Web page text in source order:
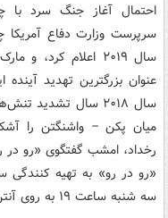
احتمال آغاز جنگ سرد با
سرپرست وزارت دفاع آمریکا
سال ۲۰۱۹ اعلام
عنوان بزرگترین تهدید
میان پکن – واشنگتن را
رخداد، امشب گفتگوی «رو در
سه شنبه ساعت ۱۹ به روی آنتن شبکه دانایی و خردورزی می رود.